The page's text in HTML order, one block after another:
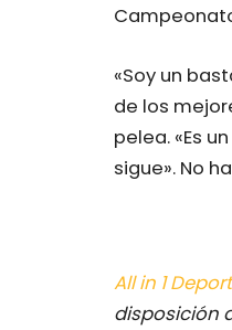
«Soy un
de los
pelea. «Es
sigue». No
All in 1
disposición